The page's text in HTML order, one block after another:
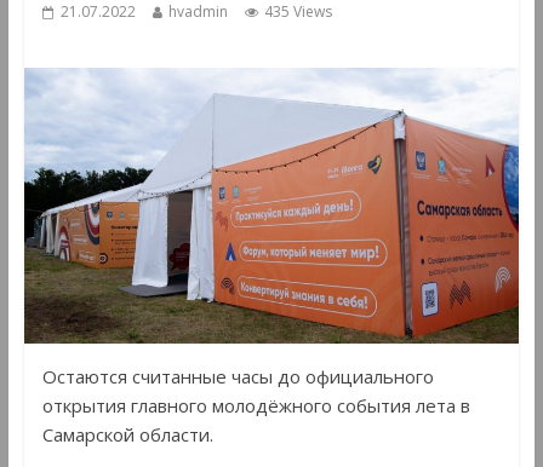
21.07.2022 hvadmin 435 Views
Остаются считанные часы до официального
открытия главного молодёжного события лета в
Самарской области.